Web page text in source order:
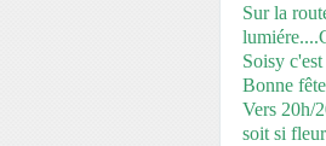
Sur la
Soisy
Bonne
Vers 20h/
soit si